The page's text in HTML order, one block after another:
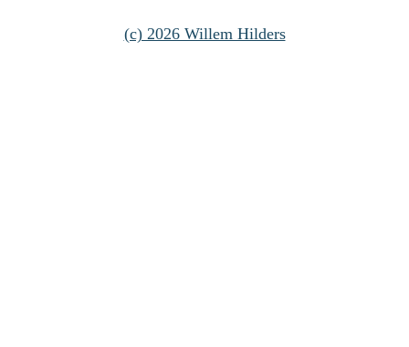
(c) 2026 Willem Hilders